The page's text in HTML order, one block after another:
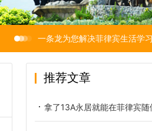
一条龙为您解决菲律宾生活学
推荐文章
拿了13A永居就能在菲律宾随便买房？关